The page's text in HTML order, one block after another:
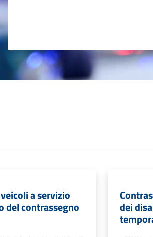
a servizio
del contrassegno dei